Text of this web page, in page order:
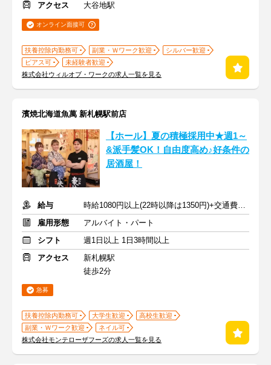
アクセス
大谷地駅
オンライン面接可
扶養控除内勤務可 副業・Ｗワーク歓迎
シルバー歓迎
ピアス可
未経験者歓迎
株式会社ウィルオブ・ワークの求人一覧を見る
濱焼北海道魚萬 新札幌駅前店
【ホール】夏の積極採用中★週1～
&派手髪OK！自由度高め♪好条件の
居酒屋！
給与
時給1080円以上(22時以降は1350円)+交通費規定内支給
雇用形態
アルバイト・パート
シフト
週1日以上 1日3時間以上
アクセス
新札幌駅
徒歩2分
急募
扶養控除内勤務可 大学生歓迎
高校生歓迎
副業・Ｗワーク歓迎
ネイル可
株式会社モンテローザフーズの求人一覧を見る